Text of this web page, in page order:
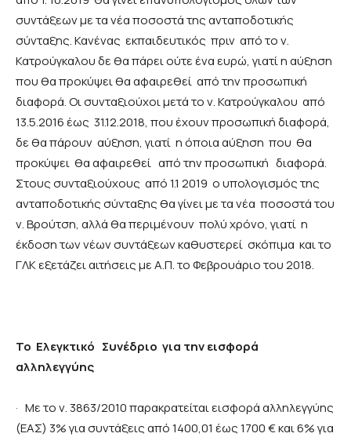
συντάξεων με τα νέα ποσοστά της ανταποδοτικής
σύνταξης. Κανένας εκπαιδευτικός πριν από το ν.
Κατρούγκαλου δε θα πάρει ούτε ένα ευρώ, γιατί η αύξηση
που θα προκύψει θα αφαιρεθεί από την προσωπική
διαφορά. Οι συνταξιούχοι μετά το ν. Κατρούγκαλου από
13.5.2016 έως 31.12.2018, που έχουν προσωπική διαφορά,
δε θα πάρουν αύξηση, γιατί η όποια αύξηση που θα
προκύψει θα αφαιρεθεί από την προσωπική διαφορά.
Στους συνταξιούχους από 1.1 2019 ο υπολογισμός της
ανταποδοτικής σύνταξης θα γίνει με τα νέα ποσοστά του
ν. Βρούτση, αλλά θα περιμένουν πολύ χρόνο, γιατί η
έκδοση των νέων συντάξεων καθυστερεί σκόπιμα και το
ΓΛΚ εξετάζει αιτήσεις με Α.Π. το Φεβρουάριο του 2018.
Το Ελεγκτικό Συνέδριο για την εισφορά
αλληλεγγύης
· Με το ν. 3863/2010 παρακρατείται εισφορά αλληλεγγύης
(ΕΑΣ) 3% για συντάξεις από 1400,01 έως 1700 € και 6% για